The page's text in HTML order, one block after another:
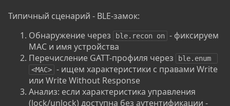
Типичный сценарий - BLE-замок:
Обнаружение через
ble.recon on - фиксируем
MAC и имя устройства
Перечисление GATT-профиля через
ble.enum
<MAC> - ищем характеристики с правами Write
или Write Without Response
Анализ: если характеристика управления
(lock/unlock) доступна без аутентификации -